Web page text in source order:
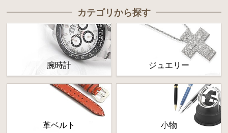
カテゴリから探す
腕時計 ジュエリー
革ベルト 小物